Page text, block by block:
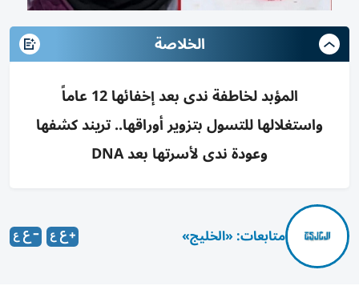
الخلاصة
المؤبد لخاطفة ندى بعد إخفائها 12 عاماً
واستغلالها للتسول بتزوير أوراقها.. تريند كشفها
وعودة ندى لأسرتها بعد DNA
متابعات: «الخليج»